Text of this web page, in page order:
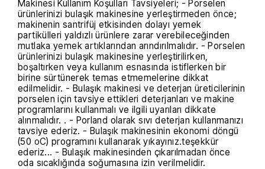
Makinesi Kullanım Koşulları Tavsiyeleri; - Porselen
ürünlerinizi bulaşık makinesine yerleştirmeden önce;
makinenin santrifüj etkisinden dolayı yemek
partikülleri yaldızlı ürünlere zarar verebileceğinden
mutlaka yemek artıklarından arındırılmalıdır. - Porselen
ürünlerinizi bulaşık makinesine yerleştirilirken,
boşaltırken veya kullanım esnasında istiflerken bir
birine sürtünerek temas etmemelerine dikkat
edilmelidir. - Bulaşık makinesi ve deterjan üreticilerinin
porselen için tavsiye ettikleri deterjanları ve makine
programlarını kullanmalı ve ilgili uyarıları dikkate
alınmalıdır. . - Porland olarak sıvı deterjan kullanmanızı
tavsiye ederiz. - Bulaşık makinesinin ekonomi döngü
(50 oC) programını kullanarak yıkayınız.teşekkür
ederiz... - Bulaşık makinesinden çıkarılmadan önce
oda sıcaklığında soğumasına izin verilmelidir.